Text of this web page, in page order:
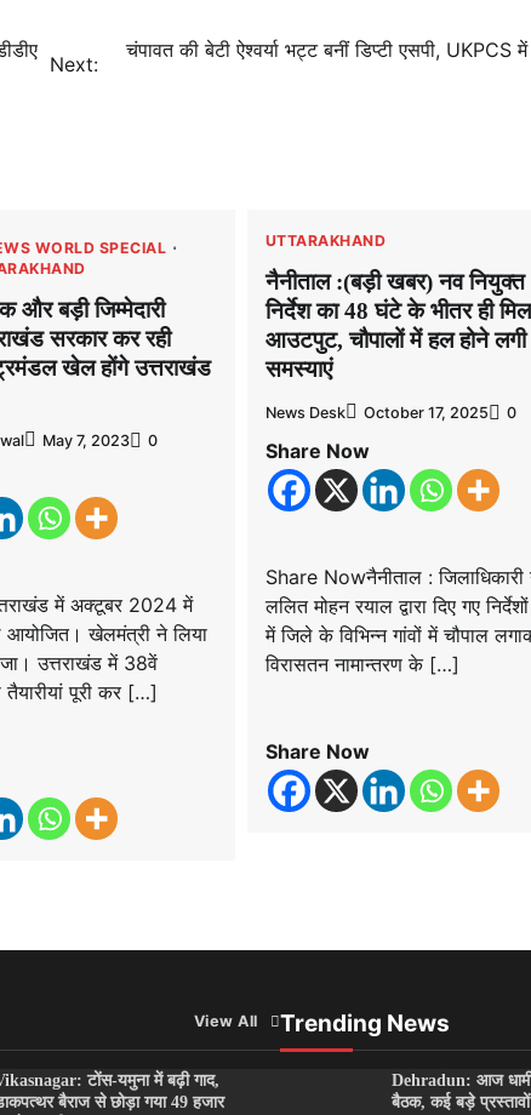
Next:
चंपावत की बेटी ऐश्वर्या भट्ट बनीं डिप्टी एसपी, UKPCS
WORLD SPECIAL
और बड़ी जिम्मेदारी
सरकार कर रही
खेल होंगे उत्तराखंड
May 7, 2023 0
में अक्टूबर 2024 में
आयोजित। खेलमंत्री ने लिया
उत्तराखंड में 38वें
तैयारीयां पूरी कर […]
UTTARAKHAND
नैनीताल :(बड़ी खबर) नव
निर्देश का 48 घंटे के भीतर ही
आउटपुट, चौपालों में हल होने लगी
समस्याएं
News Desk October 17, 2025 0
Share Now
Share Nowनैनीताल : जिलाधिकारी
ललित मोहन रयाल द्वारा दिए गए
में जिले के विभिन्न गांवों में चौपाल
विरासतन नामान्तरण के […]
Share Now
View All
टोंस-यमुना में बढ़ी गाद,
बैराज से छोड़ा गया 49 हजार
Trending News
Dehradun: आज
बैठक, कई बड़े